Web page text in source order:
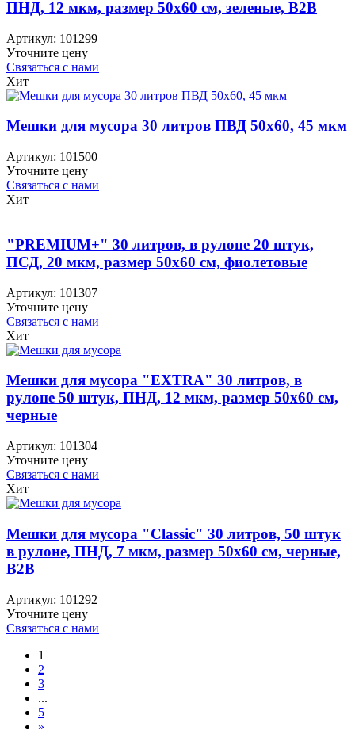
ПНД, 12 мкм, размер 50х60 см, зеленые, B2B
Артикул: 101299
Уточните цену
Связаться с нами
Хит
Мешки для мусора 30 литров ПВД 50х60, 45 мкм
Артикул: 101500
Уточните цену
Связаться с нами
Хит
"PREMIUM+" 30 литров, в рулоне 20 штук,
ПСД, 20 мкм, размер 50х60 см, фиолетовые
Артикул: 101307
Уточните цену
Связаться с нами
Хит
Мешки для мусора "EXTRA" 30 литров, в
рулоне 50 штук, ПНД, 12 мкм, размер 50х60 см,
черные
Артикул: 101304
Уточните цену
Связаться с нами
Хит
Мешки для мусора "Classic" 30 литров, 50 штук
в рулоне, ПНД, 7 мкм, размер 50х60 см, черные,
B2B
Артикул: 101292
Уточните цену
Связаться с нами
1
2
3
...
5
»